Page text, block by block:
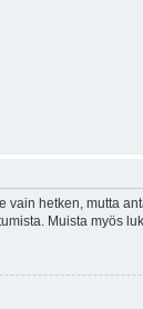
hetken, mutta
Muista myös